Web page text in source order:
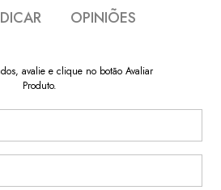
OPINIÕES
avalie e clique no botão Avaliar
Produto.